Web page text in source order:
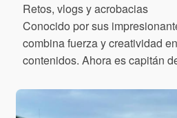
Retos, vlogs y acrobacias
Conocido por sus
combina fuerza y creatividad
contenidos. Ahora es capitán